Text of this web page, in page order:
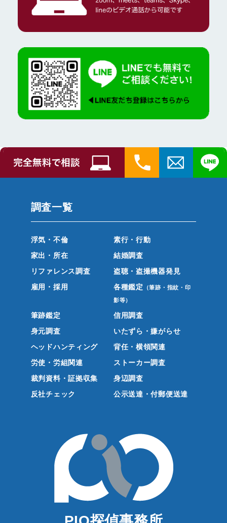
調査一覧
浮気・不倫
素行・行動
家出・所在
結婚調査
リファレンス調査
盗聴・盗撮機器発見
雇用・採用
各種鑑定 （筆跡・指紋・印
影等）
筆跡鑑定
信用調査
身元調査
いたずら・嫌がらせ
ヘッドハンティング
背任・横領関連
労使・労組関連
ストーカー調査
裁判資料・証拠収集
身辺調査
反社チェック
公示送達・付郵便送達